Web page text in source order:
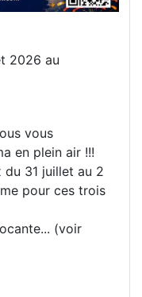
2026 au
vous
en plein air !!!
31 juillet au 2
pour ces trois
(voir